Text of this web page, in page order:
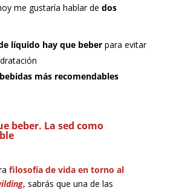
me gustaría hablar de dos
líquido hay que beberpara evitar
bebidas más recomendables
beber. La sed como
filosofía de vida en torno al
, sabrás que una de las